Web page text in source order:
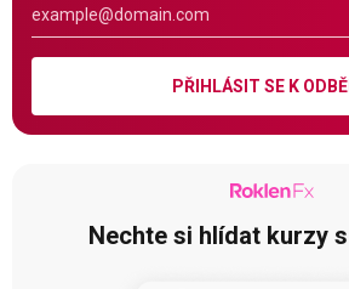
PŘIHLÁSIT SE K
Nechte si hlídat kurzy